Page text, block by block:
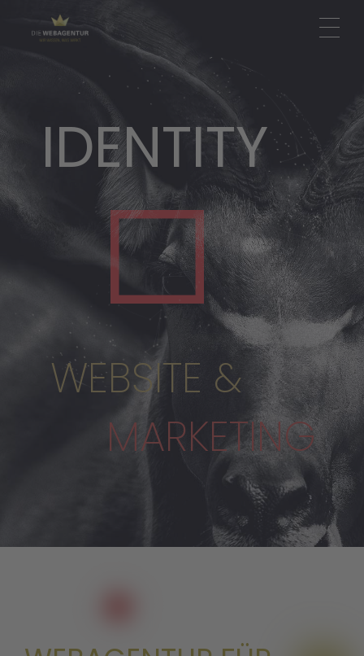
IDENTITY
MARKETING
WEBSITE &